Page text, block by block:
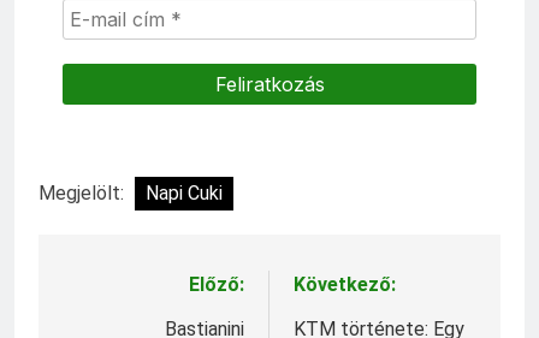
Megjelölt: Napi Cuki
BejegyzésElőző:
Bastianini
Következő:
KTM története: Egy